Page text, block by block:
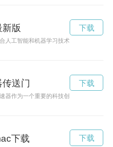
版
人工智能和机器学习技术的智能助手，
下载
送门
器作为一个重要的科技创新平台，如何
下载
下载 下载